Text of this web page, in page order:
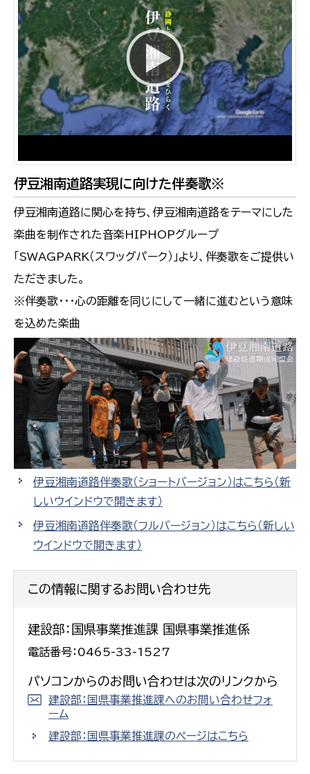
伊豆湘南道路実現に向けた伴奏歌※
伊豆湘南道路に関心を持ち、伊豆湘南道路をテーマにした
楽曲を制作された音楽HIPHOPグループ
「SWAGPARK（スワッグパーク）」より、伴奏歌をご提供い
ただきました。
※伴奏歌・・・心の距離を同じにして一緒に進むという意味
を込めた楽曲
伊豆湘南道路伴奏歌（ショートバージョン）はこちら （新
しいウインドウで開きます）
伊豆湘南道路伴奏歌（フルバージョン）はこちら （新しい
ウインドウで開きます）
この情報に関するお問い合わせ先
建設部：国県事業推進課 国県事業推進係
電話番号：0465-33-1527
パソコンからのお問い合わせは次のリンクから
建設部：国県事業推進課へのお問い合わせフォ
ーム
建設部：国県事業推進課のページはこちら